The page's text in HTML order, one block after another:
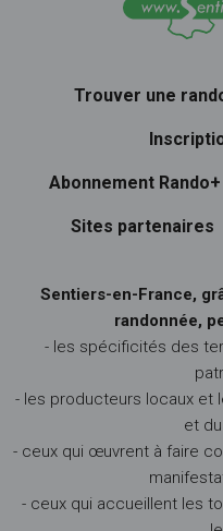
Trouver une
Abonnement Rando+
Sites partenaires
Sentiers-en-France,
randonnée,
- les spécificités des
- les producteurs locaux et
et
- ceux qui œuvrent à faire
- ceux qui accueillent les